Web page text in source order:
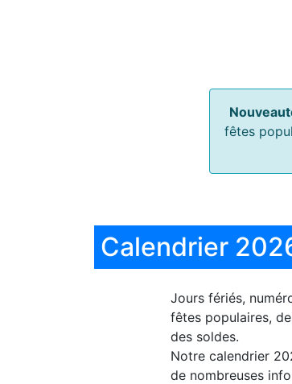
fêtes
Calendrier
Jours fériés,
fêtes populaires,
des soldes.
Notre calendrier
de nombreuses